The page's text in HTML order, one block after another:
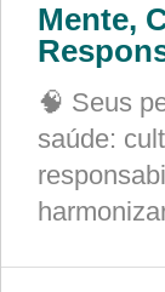
Mente,
🧠 Seus
saúde: